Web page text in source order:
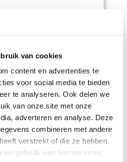
van cookies
content en advertenties te
voor social media te bieden
te analyseren. Ook delen we
van onze site met onze
adverteren en analyse. Deze
combineren met andere
verstrekt of die ze hebben
uw gebruik van hun services.
Sessel bei